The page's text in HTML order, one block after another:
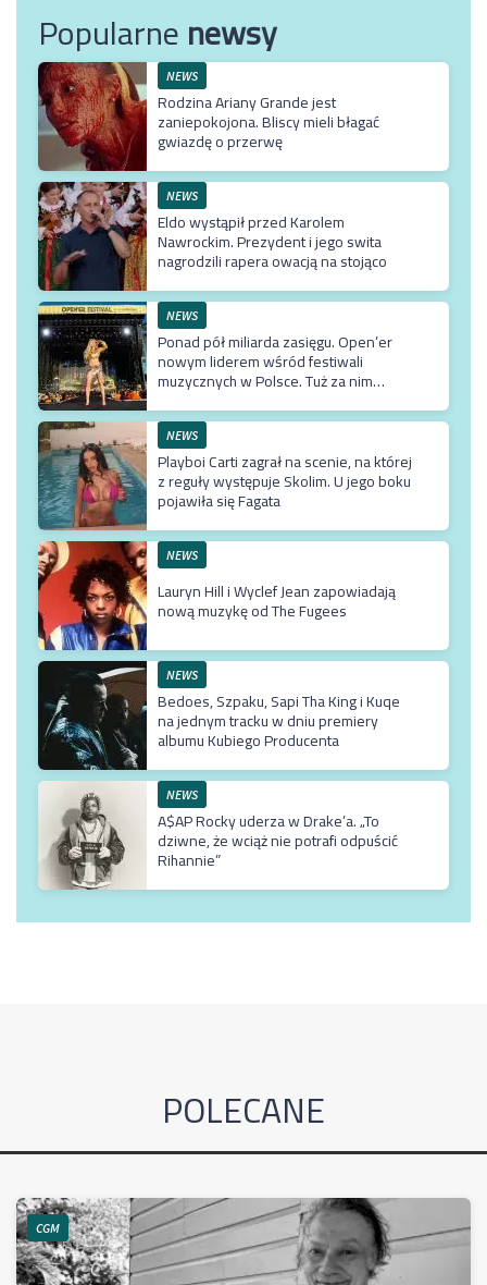
Popularnenewsy
NEWS
Rodzina Ariany Grande jest
zaniepokojona. Bliscy mieli błagać
gwiazdę o przerwę
NEWS
Eldo wystąpił przed Karolem
Nawrockim. Prezydent i jego swita
nagrodzili rapera owacją na stojąco
NEWS
Ponad pół miliarda zasięgu. Open’er
nowym liderem wśród festiwali
muzycznych w Polsce. Tuż za nim
NEWS
Playboi Carti zagrał na scenie, na której
z reguły występuje Skolim. U jego boku
pojawiła się Fagata
NEWS
Lauryn Hill i Wyclef Jean zapowiadają
nową muzykę od The Fugees
NEWS
Bedoes, Szpaku, Sapi Tha King i Kuqe
na jednym tracku w dniu premiery
albumu Kubiego Producenta
NEWS
A$AP Rocky uderza w Drake’a. „To
dziwne, że wciąż nie potrafi odpuścić
Rihannie”
POLECANE
CGM